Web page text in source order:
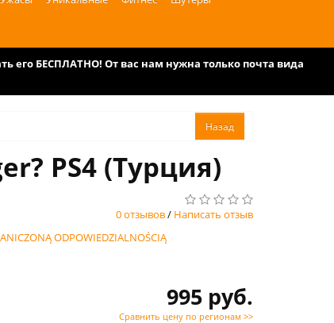
БЕСПЛАТНО! От вас нам нужна только почта вида
PS4 (Турция)
0 отзывов/ Написать отзыв
ODPOWIEDZIALNOŚCIĄ
995 руб.
Сравнить цену по регионам >>